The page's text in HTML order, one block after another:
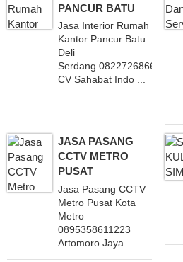
PANCUR BATU
Jasa Interior Rumah
Kantor Pancur Batu
Deli
Serdang 082272686688
CV Sahabat Indo ...
JASA PASANG
CCTV METRO
PUSAT
Jasa Pasang CCTV
Metro Pusat Kota
Metro
0895358611223
Artomoro Jaya ...